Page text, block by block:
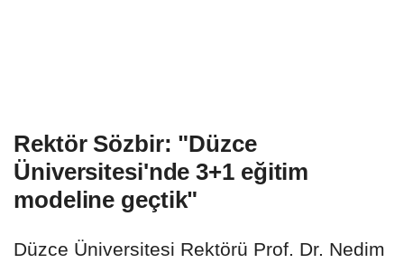
Rektör Sözbir: "Düzce
Üniversitesi'nde 3+1 eğitim
modeline geçtik"
Düzce Üniversitesi Rektörü Prof. Dr. Nedim